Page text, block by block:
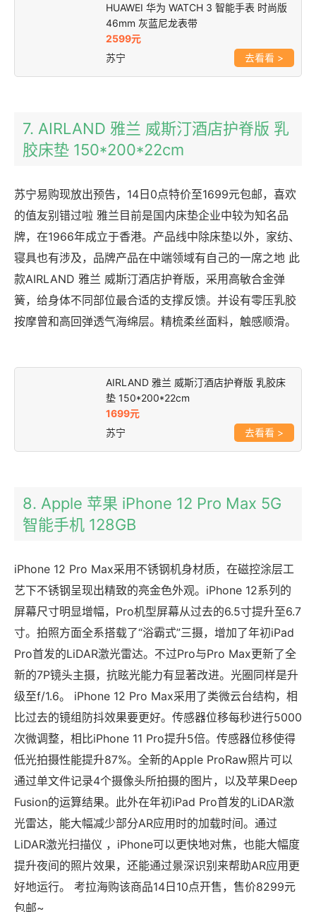
HUAWEI 华为 WATCH 3 智能手表 时尚版
46mm 灰蓝尼龙表带
2599元
苏宁
>
7. AIRLAND 雅兰 威斯汀酒店护脊版 乳
胶床垫 150*200*22cm
苏宁易购现放出预告，14日0点特价至1699元包邮，喜欢
的值友别错过啦 雅兰目前是国内床垫企业中较为知名品
牌，在1966年成立于香港。产品线中除床垫以外，家纺、
寝具也有涉及，品牌产品在中端领域有自己的一席之地 此
款AIRLAND 雅兰 威斯汀酒店护脊版，采用高敏合金弹
簧，给身体不同部位最合适的支撑反馈。并设有零压乳胶
按摩曾和高回弹透气海绵层。精梳柔丝面料，触感顺滑。
AIRLAND 雅兰 威斯汀酒店护脊版 乳胶床
垫 150*200*22cm
1699元
苏宁
>
8. Apple 苹果 iPhone 12 Pro Max 5G
智能手机 128GB
iPhone 12 Pro Max采用不锈钢机身材质，在磁控涂层工
艺下不锈钢呈现出精致的亮金色外观。iPhone 12系列的
屏幕尺寸明显增幅，Pro机型屏幕从过去的6.5寸提升至6.7
寸。拍照方面全系搭载了“浴霸式”三摄，增加了年初iPad
Pro首发的LiDAR激光雷达。不过Pro与Pro Max更新了全
新的7P镜头主摄，抗眩光能力有显著改进。光圈同样是升
级至f/1.6。 iPhone 12 Pro Max采用了类微云台结构，相
比过去的镜组防抖效果要更好。传感器位移每秒进行5000
次微调整，相比iPhone 11 Pro提升5倍。传感器位移使得
低光拍摄性能提升87%。全新的Apple ProRaw照片可以
通过单文件记录4个摄像头所拍摄的图片，以及苹果Deep
Fusion的运算结果。此外在年初iPad Pro首发的LiDAR激
光雷达，能大幅减少部分AR应用时的加载时间。通过
LiDAR激光扫描仪 ，iPhone可以更快地对焦，也能大幅度
提升夜间的照片效果，还能通过景深识别来帮助AR应用更
好地运行。 考拉海购该商品14日10点开售，售价8299元
包邮~